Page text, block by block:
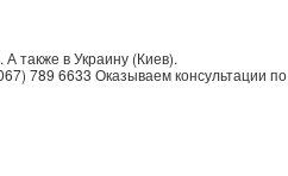
А также вУкраину (Киев).
789 6633 Оказываем консультации по